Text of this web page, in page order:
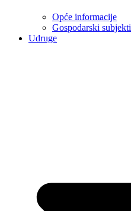
Opće informacije
Gospodarski subjekti
Udruge